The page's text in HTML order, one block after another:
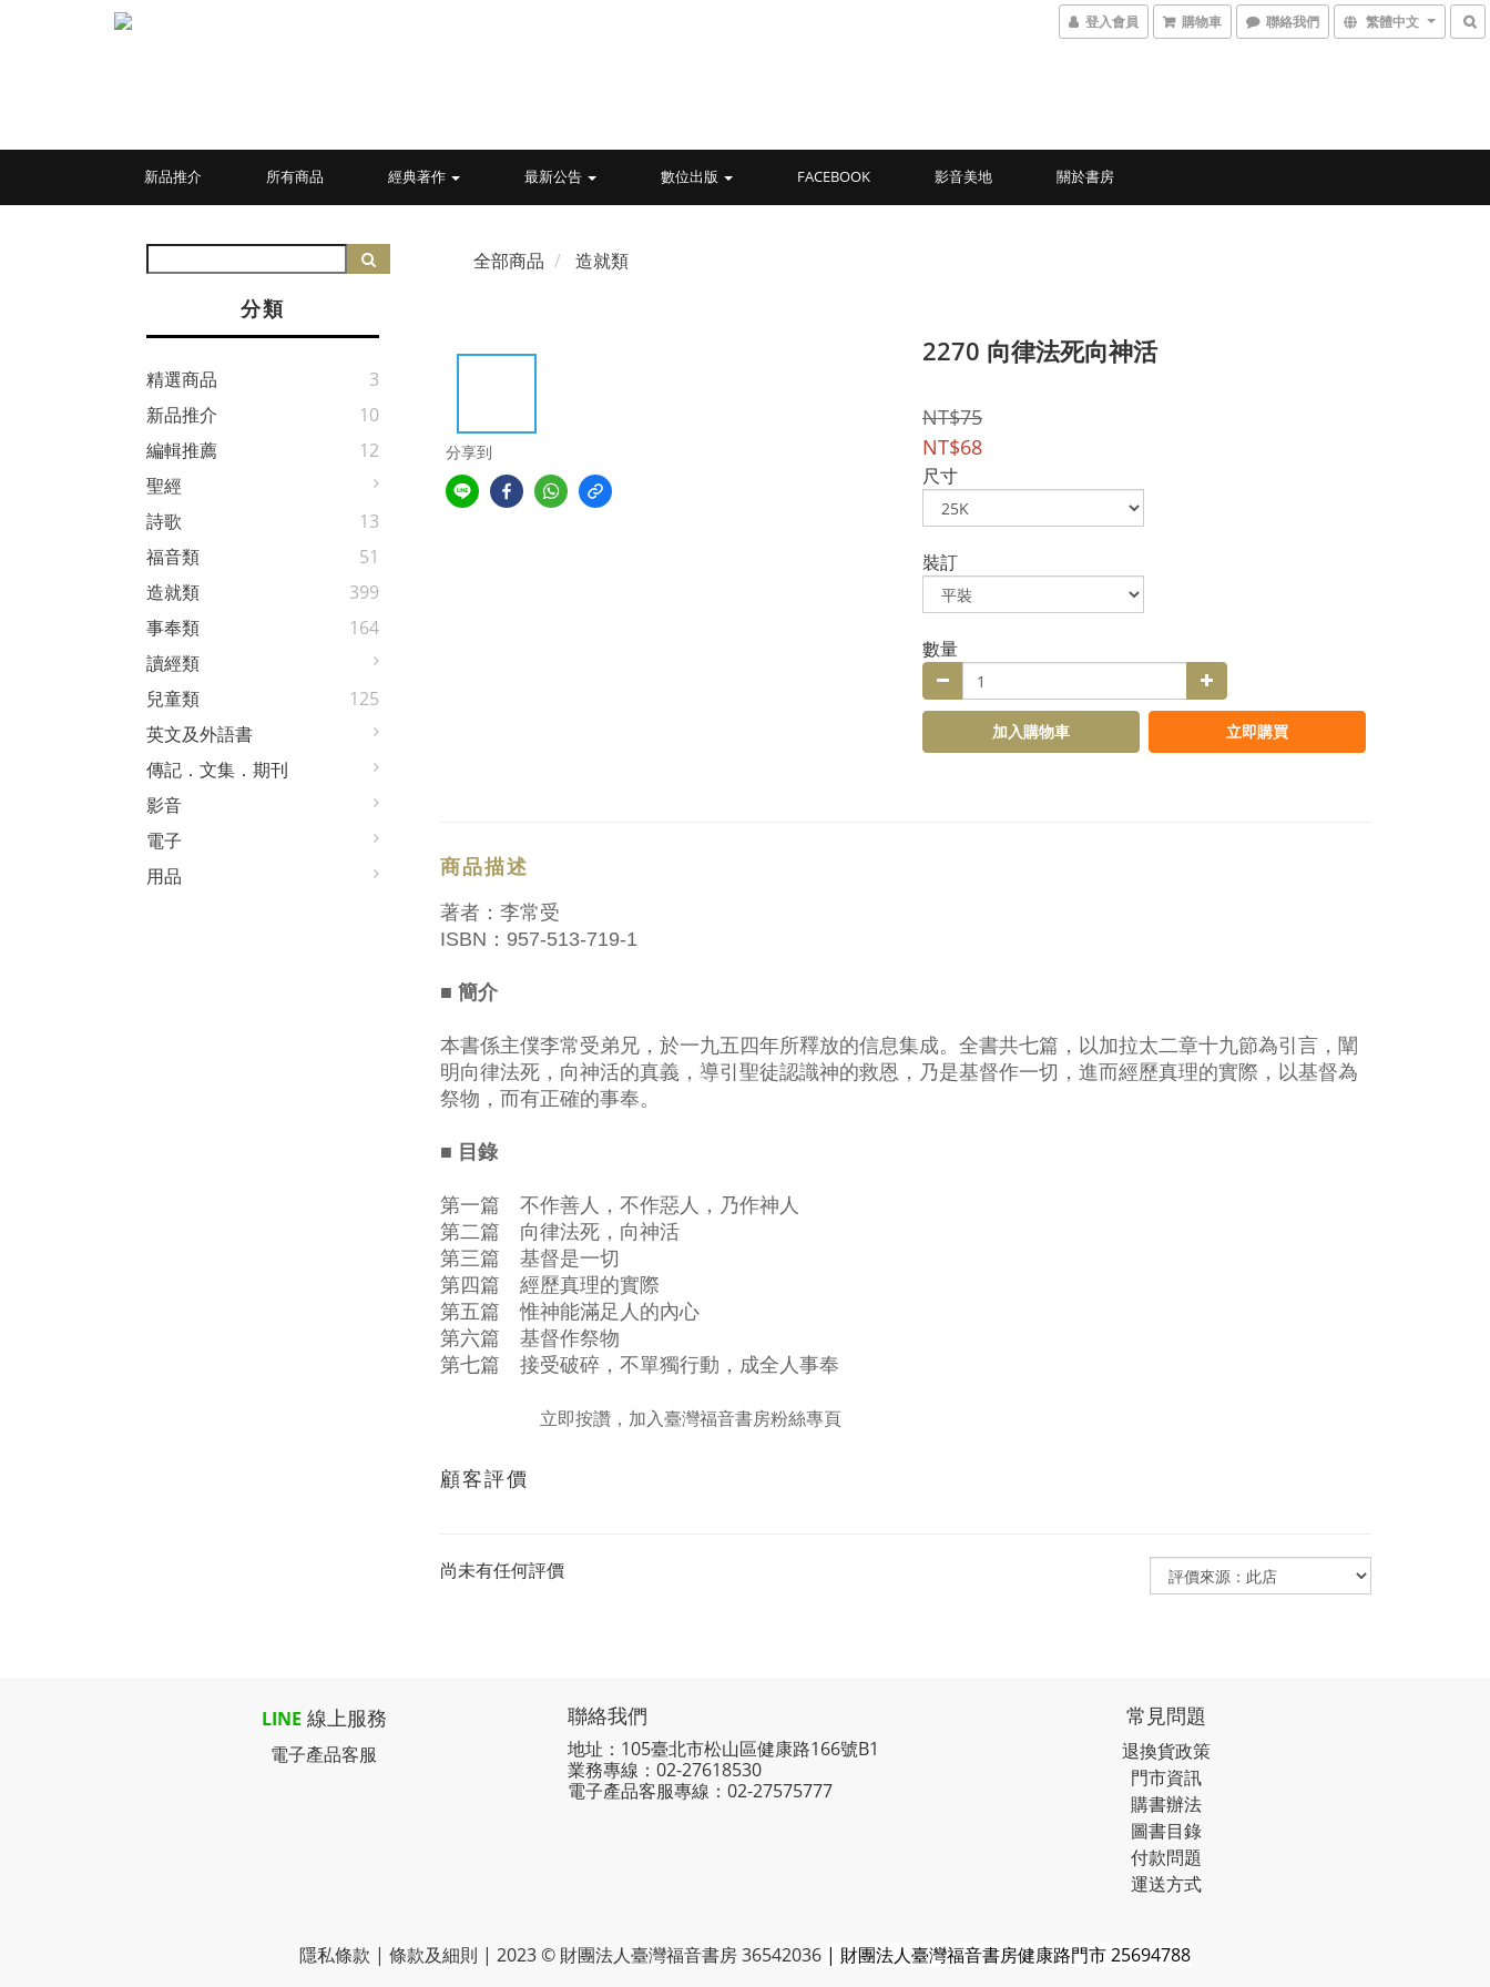
登入會員 購物車 聯絡我們 繁體中文
新品推介 所有商品 經典著作 最新公告 數位出版 FACEBOOK 影音美地 關於書房
分類
精選商品
3
新品推介
10
編輯推薦
12
聖經
詩歌
13
福音類
51
造就類
399
事奉類
164
讀經類
兒童類
125
英文及外語書
傳記．文集．期刊
影音
電子
用品
全部商品 造就類
分享到
2270 向律法死向神活
NT$75
NT$68
尺寸
裝訂
數量
加入購物車 立即購買
商品描述
著者：李常受
ISBN：957-513-719-1
■ 簡介
本書係主僕李常受弟兄，於一九五四年所釋放的信息集成。全書共七篇，以加拉太二章十九節為引言，闡
明向律法死，向神活的真義，導引聖徒認識神的救恩，乃是基督作一切，進而經歷真理的實際，以基督為
祭物，而有正確的事奉。
■ 目錄
第一篇 不作善人，不作惡人，乃作神人
第二篇 向律法死，向神活
第三篇 基督是一切
第四篇 經歷真理的實際
第五篇 惟神能滿足人的內心
第六篇 基督作祭物
第七篇 接受破碎，不單獨行動，成全人事奉
立即按讚，加入臺灣福音書房粉絲專頁
顧客評價
尚未有任何評價
LINE 線上服務
電子產品客服
聯絡我們
地址：105臺北市松山區健康路166號B1
業務專線： 02-27618530
電子產品客服專線：02-27575777
常見問題
退換貨政策
門市資訊
購書辦法
圖書目錄
付款問題
運送方式
隱私條款 | 條款及細則 | 2023 © 財團法人臺灣福音書房 36542036 | 財團法人臺灣福音書房健康路門市 25694788